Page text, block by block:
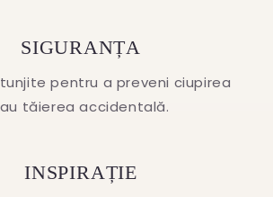
SIGURANȚA
pentru a preveni ciupirea
tăierea accidentală.
INSPIRAȚIE